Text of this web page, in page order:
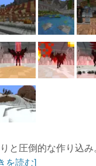
と圧倒的な作り込
を読む]